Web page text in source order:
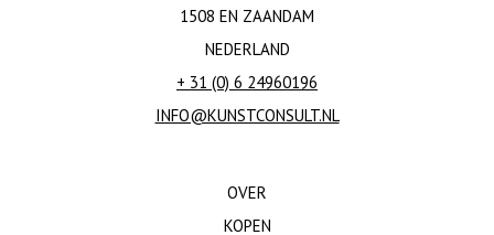
1508 EN ZAANDAM
NEDERLAND
+ 31 (0) 6 24960196
INFO@KUNSTCONSULT.NL
OVER
KOPEN